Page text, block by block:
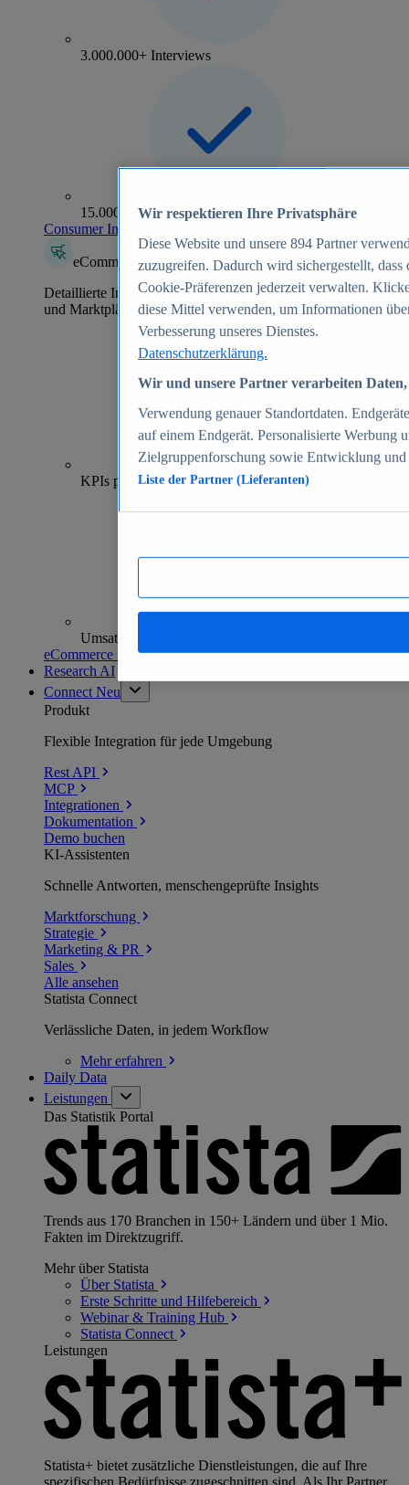
3.000.000+ Interviews
15.000+ Marken
Consumer Insights entdecken
eCommerce Insights
Detaillierte Informationen zu mehr als 39.000 Online-Shops
und Marktplätzen
70+
KPIs pro Shop
Umsatzanalysen und -prognosen
eCommerce Insights entdecken
Research AI
Connect Neu
Produkt
Flexible Integration für jede Umgebung
Rest API
MCP
Integrationen
Dokumentation
Demo buchen
KI-Assistenten
Schnelle Antworten, menschengeprüfte Insights
Marktforschung
Strategie
Marketing & PR
Sales
Alle ansehen
Statista Connect
Verlässliche Daten, in jedem Workflow
Mehrerfahren
Daily Data
Leistungen
Das Statistik Portal
Trends aus 170 Branchen in 150+ Ländern und über 1 Mio.
Fakten im Direktzugriff.
Mehr über Statista
Über Statista
Erste Schritte und Hilfebereich
Webinar & Training Hub
Statista Connect
Leistungen
Statista+ bietet zusätzliche Dienstleistungen, die auf Ihre
spezifischen Bedürfnisse zugeschnitten sind. Als Ihr Partner
Wir respektieren Ihre Privatsphäre
Diese Website und unsere 894 Partner
zuzugreifen. Dadurch wird sichergestellt,
Cookie-Präferenzen jederzeit verwalten.
diese Mittel verwenden, um Informationen
Verbesserung unseres Dienstes.
Datenschutzerklärung.
Wir und unsere Partner verarbeiten
Verwendung genauer Standortdaten.
auf einem Endgerät. Personalisierte Werbung
Zielgruppenforschung sowie Entwicklung
Liste der Partner (Lieferanten)